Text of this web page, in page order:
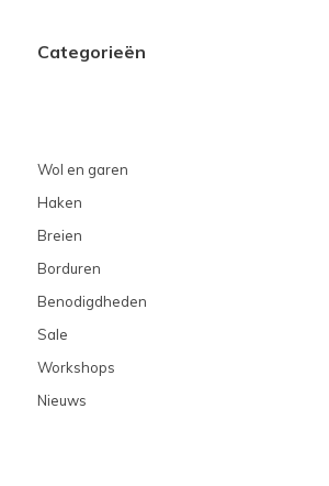
Categorieën
Wol en garen
Haken
Breien
Borduren
Benodigdheden
Sale
Workshops
Nieuws